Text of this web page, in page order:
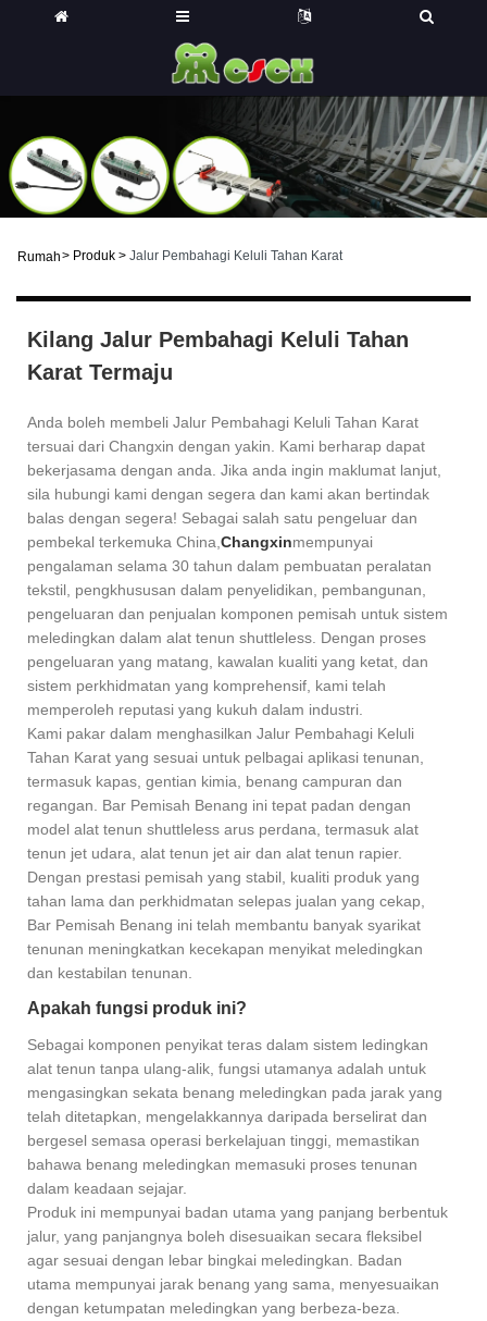
Rumah> Produk > Jalur Pembahagi Keluli Tahan Karat
Kilang Jalur Pembahagi Keluli Tahan
Karat Termaju
Anda boleh membeli Jalur Pembahagi Keluli Tahan Karat
tersuai dari Changxin dengan yakin. Kami berharap dapat
bekerjasama dengan anda. Jika anda ingin maklumat lanjut,
sila hubungi kami dengan segera dan kami akan bertindak
balas dengan segera! Sebagai salah satu pengeluar dan
pembekal terkemuka China, Changxinmempunyai
pengalaman selama 30 tahun dalam pembuatan peralatan
tekstil, pengkhususan dalam penyelidikan, pembangunan,
pengeluaran dan penjualan komponen pemisah untuk sistem
meledingkan dalam alat tenun shuttleless. Dengan proses
pengeluaran yang matang, kawalan kualiti yang ketat, dan
sistem perkhidmatan yang komprehensif, kami telah
memperoleh reputasi yang kukuh dalam industri.
Kami pakar dalam menghasilkan Jalur Pembahagi Keluli
Tahan Karat yang sesuai untuk pelbagai aplikasi tenunan,
termasuk kapas, gentian kimia, benang campuran dan
regangan. Bar Pemisah Benang ini tepat padan dengan
model alat tenun shuttleless arus perdana, termasuk alat
tenun jet udara, alat tenun jet air dan alat tenun rapier.
Dengan prestasi pemisah yang stabil, kualiti produk yang
tahan lama dan perkhidmatan selepas jualan yang cekap,
Bar Pemisah Benang ini telah membantu banyak syarikat
tenunan meningkatkan kecekapan menyikat meledingkan
dan kestabilan tenunan.
Apakah fungsi produk ini?
Sebagai komponen penyikat teras dalam sistem ledingkan
alat tenun tanpa ulang-alik, fungsi utamanya adalah untuk
mengasingkan sekata benang meledingkan pada jarak yang
telah ditetapkan, mengelakkannya daripada berselirat dan
bergesel semasa operasi berkelajuan tinggi, memastikan
bahawa benang meledingkan memasuki proses tenunan
dalam keadaan sejajar.
Produk ini mempunyai badan utama yang panjang berbentuk
jalur, yang panjangnya boleh disesuaikan secara fleksibel
agar sesuai dengan lebar bingkai meledingkan. Badan
utama mempunyai jarak benang yang sama, menyesuaikan
dengan ketumpatan meledingkan yang berbeza-beza.